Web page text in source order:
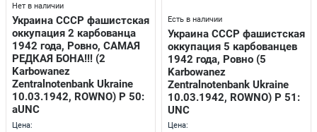
Нет в наличии
Украина СССР фашистская
оккупация 2 карбованца
1942 года, Ровно, САМАЯ
РЕДКАЯ БОНА!!! (2
Karbowanez
Zentralnotenbank Ukraine
10.03.1942, ROWNO) P 50:
aUNC
Цена:
Есть в наличии
Украина СССР фашистская
оккупация 5 карбованцев
1942 года, Ровно (5
Karbowanez
Zentralnotenbank Ukraine
10.03.1942, ROWNO) P 51:
UNC
Цена: